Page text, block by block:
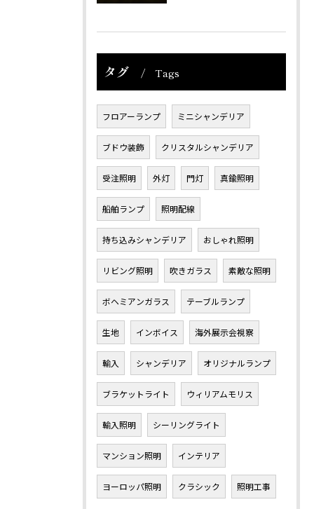
タグ Tags
フロアーランプ ミニシャンデリア
ブドウ装飾 クリスタルシャンデリア
受注照明 外灯 門灯 真鍮照明
船舶ランプ 照明配線
持ち込みシャンデリア おしゃれ照明
リビング照明 吹きガラス 素敵な照明
ボヘミアンガラス テーブルランプ
生地 インボイス 海外展示会視察
輸入 シャンデリア オリジナルランプ
ブラケットライト ウィリアムモリス
輸入照明 シーリングライト
マンション照明 インテリア
ヨーロッパ照明 クラシック 照明工事